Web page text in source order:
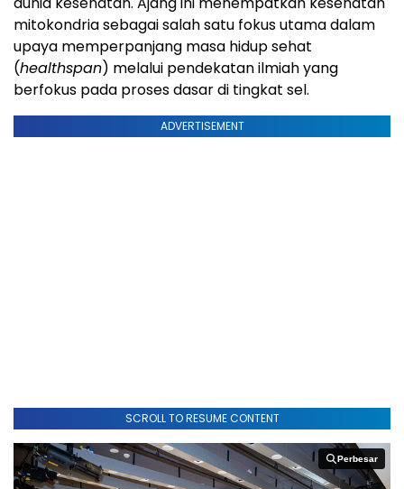
mitokondria sebagai salah satu fokus utama dalam
upaya memperpanjang masa hidup sehat
(healthspan) melalui pendekatan ilmiah yang
berfokus pada proses dasar di tingkat sel.
ADVERTISEMENT
SCROLL TO RESUME CONTENT
Perbesar
Perbesar